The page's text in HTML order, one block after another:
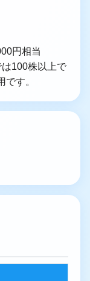
円相当
は100株以上で
す。